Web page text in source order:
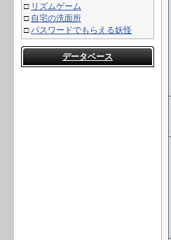
□ リズムゲーム
□ 自宅の洗面所
□パスワードでもらえる妖怪
データベース